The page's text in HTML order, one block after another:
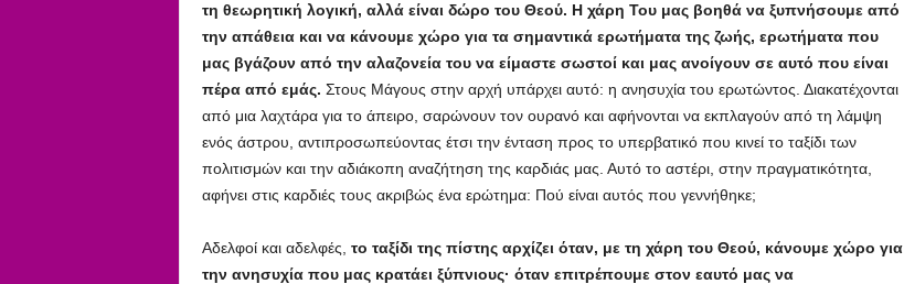
τη θεωρητική λογική, αλλά είναι δώρο του Θεού. Η χάρη Του μας βοηθά να ξυπνήσουμε από
την απάθεια και να κάνουμε χώρο για τα σημαντικά ερωτήματα της ζωής, ερωτήματα που
μας βγάζουν από την αλαζονεία του να είμαστε σωστοί και μας ανοίγουν σε αυτό που είναι
πέρα από εμάς. Στους Μάγους στην αρχή υπάρχει αυτό: η ανησυχία του ερωτώντος. Διακατέχονται
από μια λαχτάρα για το άπειρο, σαρώνουν τον ουρανό και αφήνονται να εκπλαγούν από τη λάμψη
ενός άστρου, αντιπροσωπεύοντας έτσι την ένταση προς το υπερβατικό που κινεί το ταξίδι των
πολιτισμών και την αδιάκοπη αναζήτηση της καρδιάς μας. Αυτό το αστέρι, στην πραγματικότητα,
αφήνει στις καρδιές τους ακριβώς ένα ερώτημα: Πού είναι αυτός που γεννήθηκε;
Αδελφοί και αδελφές, το ταξίδι της πίστης αρχίζει όταν, με τη χάρη του Θεού, κάνουμε χώρο για
την ανησυχία που μας κρατάει ξύπνιους· όταν επιτρέπουμε στον εαυτό μας να